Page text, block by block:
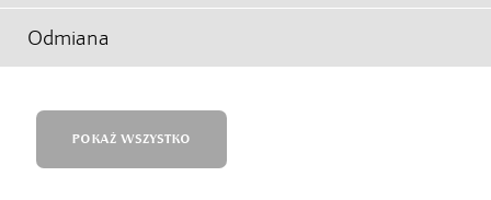
Odmiana
POKAŻ WSZYSTKO